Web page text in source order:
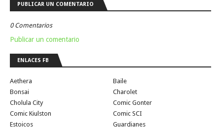
PUBLICAR UN COMENTARIO
0 Comentarios
Publicar un comentario
ENLACES FB
Aethera
Baile
Bonsai
Charolet
Cholula City
Comic Gonter
Comic Kiulston
Comic SCI
Estoicos
Guardianes